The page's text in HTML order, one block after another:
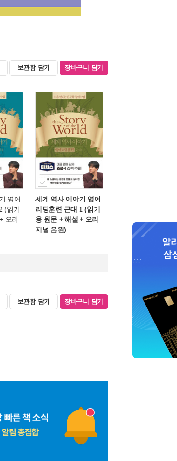
보관함 담기 장바구니 담기
영어
(읽기
오리
세계 역사 이야기 영어
리딩훈련 근대 1 (읽기
용 원문 + 해설 + 오리
지널 음원)
보관함 담기 장바구니 담기